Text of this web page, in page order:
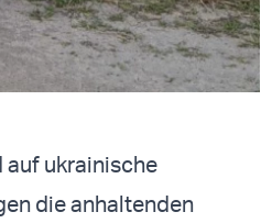
auf ukrainische
die anhaltenden